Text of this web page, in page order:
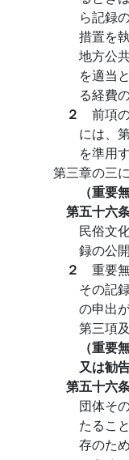
ら記録
措置を
地方公
を適当
る経費
２ 前項
には、
を準用す
第三章の三
（重要
第五十六
民俗文
録の公
２ 重要
その記
の申出
第三項
（重要
又は勧告
第五十六
団体そ
たるこ
存のた